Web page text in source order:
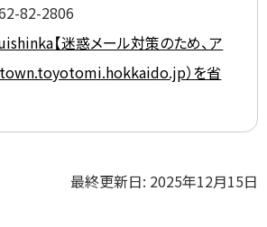
82-2806
【迷惑メール対策のため、ア
）を省
最終更新日: 2025年12月15日